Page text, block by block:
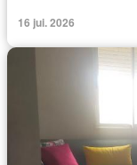
16 jui. 2026